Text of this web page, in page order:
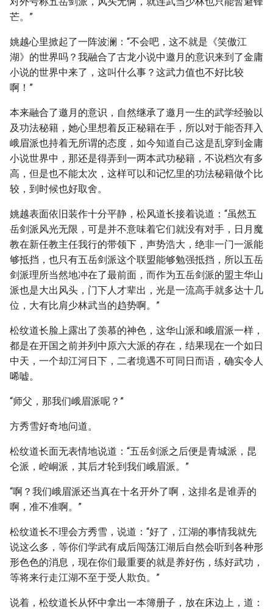
芒。”
姚越心里掀起了一阵波澜：“不会吧，这不就是《笑傲江
湖》的世界吗？我融合了古龙小说中邀月的意识来到了金庸
小说的世界中来了，这叫什么事？这武力值也不好比较
啊！”
本来融合了邀月的意识，自然继承了邀月一生的武学经验以
及功法秘籍，她心里想着反正秘籍在手，所以对于能否拜入
峨眉派也持着无所谓的态度，如今知道自己这是乱穿到金庸
小说世界中，那还是得弄到一两本武功秘籍，不说档次有多
高，但是也不能太次，这样可以和记忆里的功法秘籍做个比
较，到时候也好取舍。
姚越表面依旧装作十分平静，松风道长接着说道：“虽然五
岳剑派风光无限，可是并不意味着它们就没有对手，日月魔
教在新任教主任我行的带领下，声势浩大，绝非一门一派能
够抵挡，也只有五岳剑派这个联盟能够勉强抵挡，所以五岳
剑派理所当然地冲在了最前面，而作为五岳剑派的盟主华山
派也是大出风头，门下人才辈出，光是一流高手就多达十几
位，大有比肩少林武当的趋势啊。”
松纹道长脸上露出了羡慕的神色，这华山派和峨眉派一样，
都是在开国之前并列中原六大派的存在，结果现在一个如日
中天，一个却江河日下，二者境遇不可同日而语，确实令人
唏嘘。
“师父，那我们峨眉派呢？”
方秀雪好奇地问道。
松纹道长面无表情地说道：“五岳剑派之后便是青城派，昆
仑派，崆峒派，其后才轮到我们峨眉派。”
“啊？我们峨眉派还当真在十名开外了啊，这排名是谁弄的
啊，准不准啊。”
松纹道长不理会方秀雪，说道：“好了，江湖的事情我就先
说这么多，等你们学武有成后闯荡江湖后自然会听到各种形
形色色的消息，现在你们最重要的就是养好伤，练好武功，
等将来行走江湖不至于受人欺负。”
说着，松纹道长从怀中拿出一本簿册子，放在床边上，道：